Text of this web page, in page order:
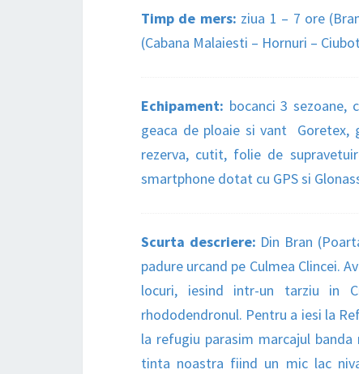
Timp de mers: ziua 1 – 7 ore
(Cabana Malaiesti – Hornuri –
Echipament: bocanci 3 sezoane,
geaca de ploaie si vant Goretex,
rezerva, cutit, folie de
smartphone dotat cu GPS si
Scurta descriere: Din Bran
padure urcand pe Culmea Clincei.
locuri, iesind intr-un tarziu in
rhododendronul. Pentru a iesi la
la refugiu parasim marcajul
tinta noastra fiind un mic lac